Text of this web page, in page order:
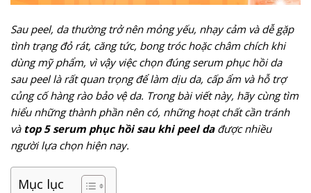
Sau peel, da thường trở nên mỏng yếu, nhạy cảm và dễ gặp
tình trạng đỏ rát, căng tức, bong tróc hoặc châm chích khi
dùng mỹ phẩm, vì vậy việc chọn đúng serum phục hồi da
sau peel là rất quan trọng để làm dịu da, cấp ẩm và hỗ trợ
củng cố hàng rào bảo vệ da. Trong bài viết này, hãy cùng tìm
hiểu những thành phần nên có, những hoạt chất cần tránh
và top 5 serum phục hồi sau khi peel dađược nhiều
người lựa chọn hiện nay.
Mục lục